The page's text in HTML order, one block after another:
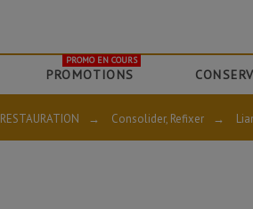
PROMOTIONS
PROMO EN COURS
RESTAURATION → Consolider, Refixer →